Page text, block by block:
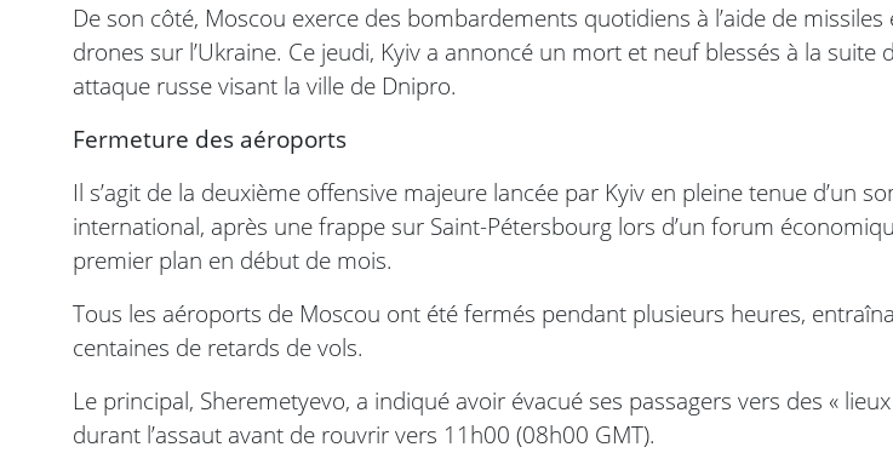
De son côté, Moscou exerce des bombardements quotidiens à l’aide de missiles
drones sur l’Ukraine. Ce jeudi, Kyiv a annoncé un mort et neuf blessés à la suite
attaque russe visant la ville de Dnipro.
Fermeture des aéroports
Il s’agit de la deuxième offensive majeure lancée par Kyiv en pleine tenue d’un
international, après une frappe sur Saint-Pétersbourg lors d’un forum
premier plan en début de mois.
Tous les aéroports de Moscou ont été fermés pendant plusieurs heures,
centaines de retards de vols.
Le principal, Sheremetyevo, a indiqué avoir évacué ses passagers vers des «
durant l’assaut avant de rouvrir vers 11h00 (08h00 GMT).